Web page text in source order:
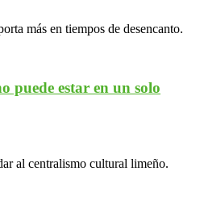
más en tiempos de desencanto.
puede estar en un solo
al centralismo cultural limeño.